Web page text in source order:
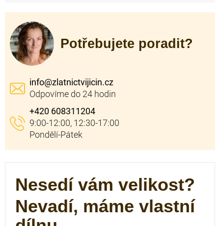
Potřebujete poradit?
info@zlatnictvijicin.cz
+420 608311204
Nesedí vám velikost?
Nevadí, máme vlastní